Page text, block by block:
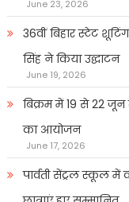
June 23, 2026
36वीं बिहार स्टेट
सिंह ने किया उद्घाटन
June 19, 2026
बिक्रम में 19 से 22 जून
का आयोजन
June 17, 2026
पार्वती सेंट्रल स्कूल में